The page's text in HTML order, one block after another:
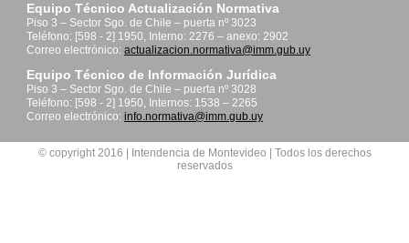
Equipo Técnico Actualización Normativa
Piso 3 – Sector Sgo. de Chile – puerta nº 3023
Teléfono: [598 - 2] 1950, Interno: 2276 – anexo: 2902
Correo electrónico: actualizacion.normativa@imm.gub.uy
Equipo Técnico de Información Jurídica
Piso 3 – Sector Sgo. de Chile – puerta nº 3028
Teléfono: [598 - 2] 1950, Internos: 1538 – 2265
Correo electrónico: info.normativa@imm.gub.uy
© copyright 2016 | Intendencia de Montevideo | Todos los derechos
reservados